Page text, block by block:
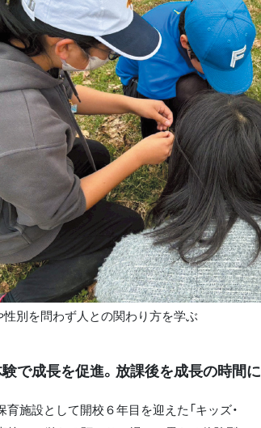
性別を問わず人との関わり方を学ぶ
で成長を促進。放課後を成長の時間に
施設として開校６年目を迎えた「キッズ・